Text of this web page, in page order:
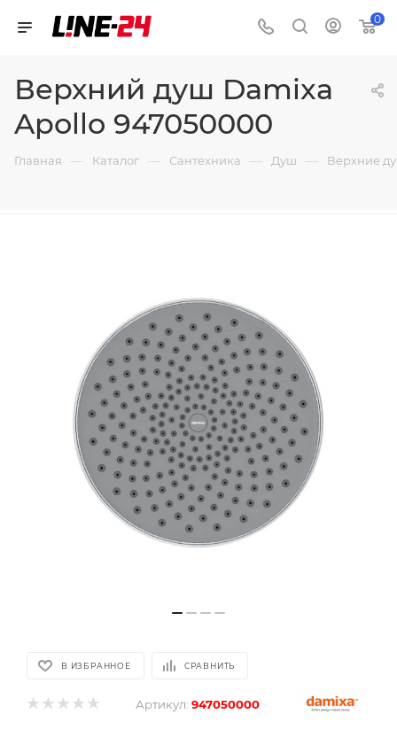
0
Верхний душ Damixa
Apollo 947050000
Главная — Каталог — Сантехника — Душ — Верхние
В ИЗБРАННОЕ СРАВНИТЬ
Артикул: 947050000